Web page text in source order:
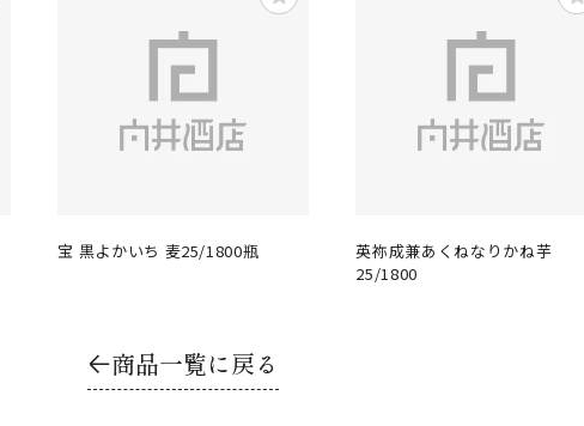
宝 黒よかいち 麦25/1800瓶
英祢成兼あくねなりかね芋
25/1800
商品一覧に戻る